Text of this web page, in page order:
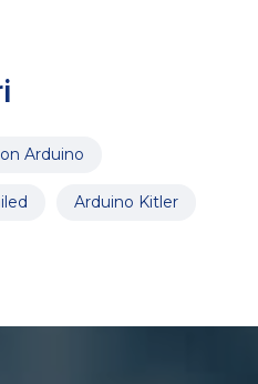
Arduino
Arduino Kitler